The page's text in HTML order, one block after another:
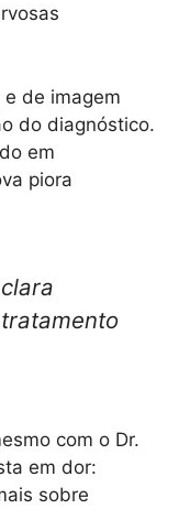
de imagem
do diagnóstico.
em
piora
com o Dr.
em dor:
sobre